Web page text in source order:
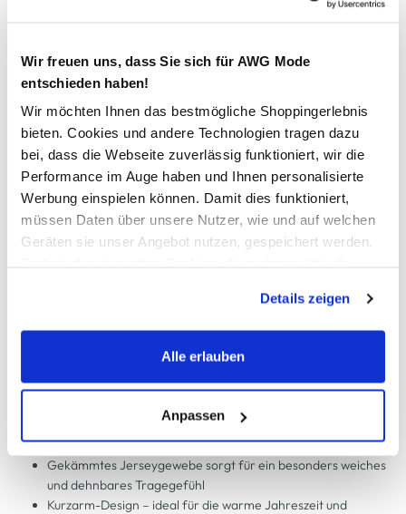
Wir freuen uns, dass Sie sich für AWG Mode
entschieden haben!
Wir möchten Ihnen das bestmögliche Shoppingerlebnis
bieten. Cookies und andere Technologien tragen dazu
bei, dass die Webseite zuverlässig funktioniert, wir die
Performance im Auge haben und Ihnen personalisierte
Werbung einspielen können. Damit dies funktioniert,
müssen Daten über unsere Nutzer, wie und auf welchen
Geräten sie unser Angebot nutzen, gespeichert werden.
werden, werden bei der Nutzung der Webseite auf jeden
Fall gesetzt. Cookies von Drittanbietern für Analyse- oder
Trackingzwecke werden nur dann aktiviert, wenn Sie das
erlauben" bzw. "Alle erlauben" klicken. Mehr dazu
(einschließlich der Möglichkeit, die Einwilligungserklärung
zu ändern oder zu widerrufen) erfahren Sie in unserem
Cookie-Hinweisbzw. derDatenschutzerklärung.
Details zeigen
Alle erlauben
Anpassen
Schneller DHL Versand: in 1–3 Werktagen
Kostenfreie Rücksendung innerhalb 14 Tage
Kostenlose Filiallieferung in Ihre Wunschfiliale
Zur Wunschliste hinzufügen
Locker geschnittenes T-Shirt für Herren von JACK & JONES
Klassischer Rundhalsausschnitt für einen zeitlosen Look
nachhaltig und hautfreundlich
Gekämmtes Jerseygewebe sorgt für ein besonders weiches
und dehnbares Tragegefühl
Kurzarm-Design – ideal für die warme Jahreszeit und